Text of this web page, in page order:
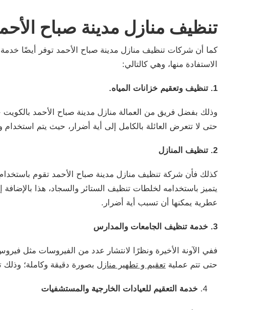
تنظيف منازل مدينة صباح
كما أن شركات تنظيف منازل مدينة صباح الأحمد توفر أيضًا خدمة
الاستفادة منها، وهي كالتالي:
1. تنظيف وتعقيم خزانات المياه.
وذلك بفضل فريق من العمالة منازل مدينة صباح الأحمد
حتى لا تتعرض العائلة بالكامل إلى أية أضرار، حيث يتم استخدام
2. تنظيف المنازل
كذلك فأن شركة تنظيف منازل مدينة صباح الأحمد تقوم
يتميز باستخدامه لخلطات تنظيف الستائر والسجاد، هذا
عطرية يمكنها أن تسبب أية أضرار.
3. خدمة تنظيف الجامعات والمدارس
ففي الآونة الأخيرة ونظرًا لانتشار عدد من الفيروسات مثل
حتى تتم عملية تعقيم و تطهير منازل بصورة دقيقة وكاملة؛ وذلك
خدمة التعقيم للعيادات الخارجية والمستشفيات